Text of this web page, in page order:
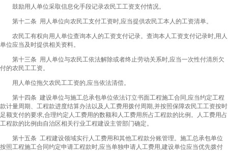
鼓励用人单位采取信息化手段记录农民工工资支付情况。
第十二条 用人单位向农民工支付工资时,应当提供农民工本人的工资清单。
农民工有权向用人单位查询本人的工资支付记录。查询本人工资支付记录时,用人
单位应当及时提供相关资料。
第十三条 用人单位与农民工依法解除或者终止劳动关系时,应当一次性付清所欠
付的农民工工资。
用人单位拖欠农民工工资的,应当依法清偿。
第十四条 建设单位与施工总承包单位依法订立书面工程施工合同,应当约定工程
款计量周期、工程款进度结算办法以及人工费用拨付周期,并按照保障农民工工资按时
足额支付的要求,合理约定人工费用的数额和人工费用所占工程款的比例。人工费用占
工程款的比例由自治区相关行业工程建设主管部门确定。
第十五条 工程建设领域实行人工费用和其他工程款分账管理。施工总承包单位
按照工程施工合同约定申请工程款时,应当单独申请人工费用,建设单位应当优先拨付